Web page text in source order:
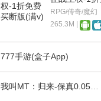
RPG/传奇/魔幻
265.3M |
777手游(盒子App)